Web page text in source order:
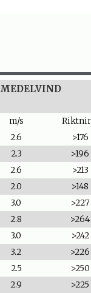
MEDELVIND
m/s
2.6 >176
2.3 >196
2.6 >213
2.0 >148
3.0 >227
2.8 >264
3.0 >242
3.2 >226
2.5 >250
2.9 >225